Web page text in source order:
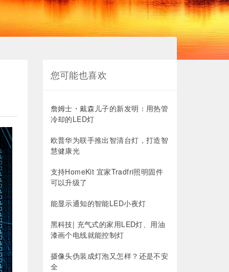
您可能也喜欢
詹姆士・戴森儿子的新发明：用热管
冷却的LED灯
欧普华为联手推出智清台灯，打造智
慧健康光
支持HomeKit 宜家Tradfri照明固件
可以升级了
能显示通知的智能LED小夜灯
黑科技| 充气式的家用LED灯、用油
漆画个电线就能控制灯
摄像头伪装成灯泡又怎样？还是不安
全